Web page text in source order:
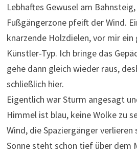
Lebhaftes Gewusel am
Fußgängerzone pfeift der Wind.
knarzende Holzdielen, vor mir
Künstler-Typ. Ich bringe das
gehe dann gleich wieder raus,
schließlich hier.
Eigentlich war Sturm angesagt
Himmel ist blau, keine Wolke zu
Wind, die Spaziergänger verlieren
Sonne steht schon tief über dem